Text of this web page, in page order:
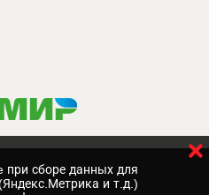
при сборе данных для
и т.д.)